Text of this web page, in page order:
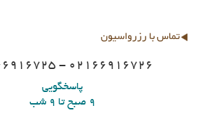
تماس با رزرواسیون
- 02166916726
پاسخگویی
9 صبح تا 9 شب